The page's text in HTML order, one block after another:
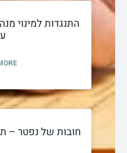
התנגדות למינוי
»
חובות של נפטר –